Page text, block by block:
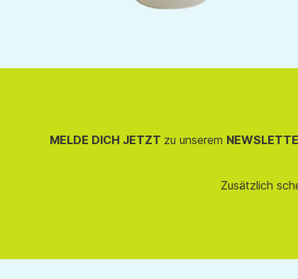
MELDE DICH JETZT zu unserem
Zusätzlich